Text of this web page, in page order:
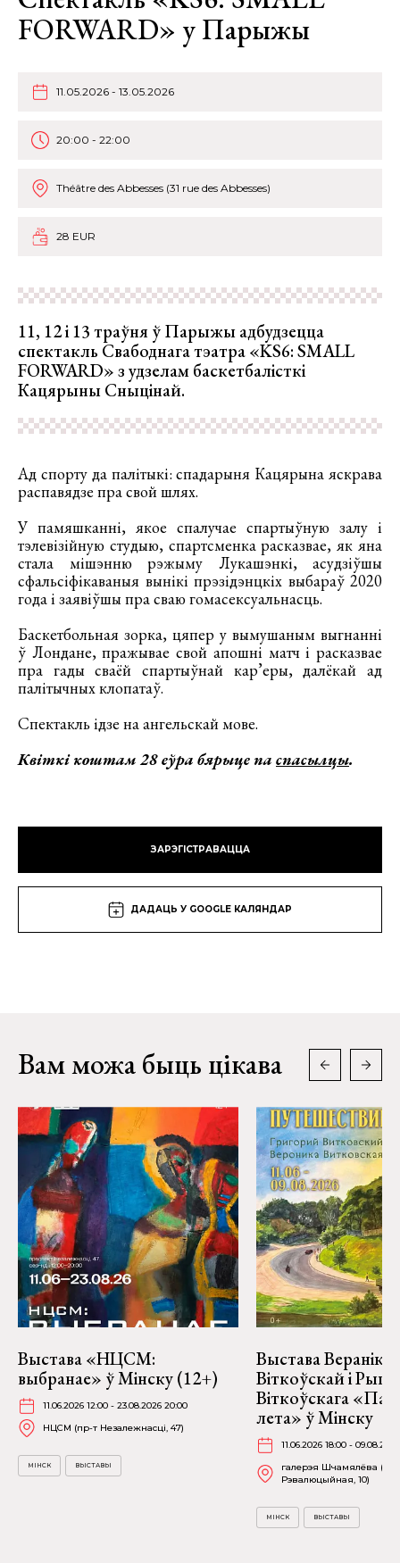
FORWARD» у Парыжы
11.05.2026 - 13.05.2026
20:00 - 22:00
Théâtre des Abbesses (31 rue des Abbesses)
28 EUR
11, 12 і 13 траўня ў Парыжы адбудзецца
спектакль Свабоднага тэатра «KS6: SMALL
FORWARD» з удзелам баскетбалісткі
Кацярыны Сныцінай.
Ад спорту да палітыкі: спадарыня Кацярына яскрава
распавядзе пра свой шлях.
У памяшканні, якое спалучае спартыўную залу і
тэлевізійную студыю, спартсменка расказвае, як яна
стала мішэнню рэжыму Лукашэнкі, асудзіўшы
сфальсіфікаваныя вынікі прэзідэнцкіх выбараў 2020
года і заявіўшы пра сваю гомасексуальнасць.
Баскетбольная зорка, цяпер у вымушаным выгнанні
ў Лондане, пражывае свой апошні матч і расказвае
пра гады сваёй спартыўнай кар’еры, далёкай ад
палітычных клопатаў.
Спектакль ідзе на ангельскай мове.
Квіткі коштам 28 еўра бярыце па спасылцы.
ЗАРЭГІСТРАВАЦЦА
ДАДАЦЬ У GOOGLE КАЛЯНДАР
Вам можа быць цікава
Выстава «НЦСМ:
выбранае» ў Мінску (12+)
11.06.2026 12:00 - 23.08.2026 20:00
НЦСМ (пр-т Незалежнасці, 47)
МІНСК ВЫСТАВЫ
Выстава Веранікі
Віткоўскай і
Віткоўскага
лета» ў Мінску
11.06.2026 18:00 -
галерэя Шчамялёва
Рэвалюцыйная, 10)
МІНСК ВЫСТАВЫ